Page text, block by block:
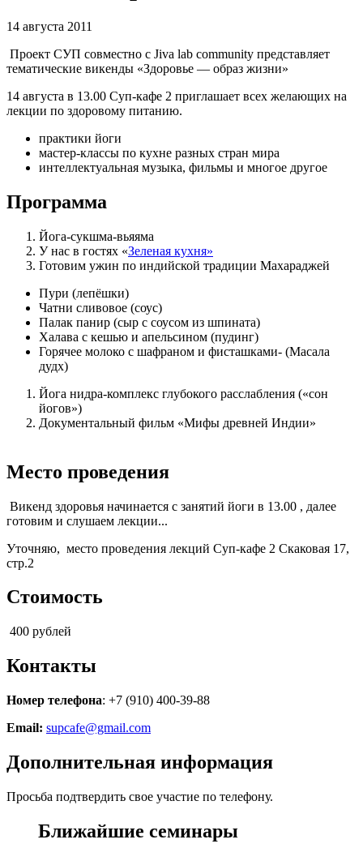
14 августа 2011
Проект СУП совместно с Jiva lab community представляет
тематические викенды «Здоровье — образ жизни»
14 августа в 13.00 Суп-кафе 2 приглашает всех желающих на
лекции по здоровому питанию.
практики йоги
мастер-классы по кухне разных стран мира
интеллектуальная музыка, фильмы и многое другое
Программа
Йога-сукшма-вьяяма
У нас в гостях «Зеленая кухня»
Готовим ужин по индийской традиции Махараджей
Пури (лепёшки)
Чатни сливовое (соус)
Палак панир (сыр с соусом из шпината)
Халава с кешью и апельсином (пудинг)
Горячее молоко с шафраном и фисташками- (Масала
дудх)
Йога нидра-комплекс глубокого расслабления («сон
йогов»)
Документальный фильм «Мифы древней Индии»
Место проведения
Викенд здоровья начинается с занятий йоги в 13.00 , далее
готовим и слушаем лекции...
Уточняю, место проведения лекций Суп-кафе 2 Скаковая 17,
стр.2
Стоимость
400 рублей
Контакты
Номер телефона: +7 (910) 400-39-88
Email: supcafe@gmail.com
Дополнительная информация
Просьба подтвердить свое участие по телефону.
Ближайшие семинары